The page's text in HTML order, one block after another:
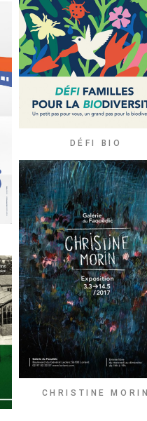
DÉFI BIO
CHRISTINE MORIN